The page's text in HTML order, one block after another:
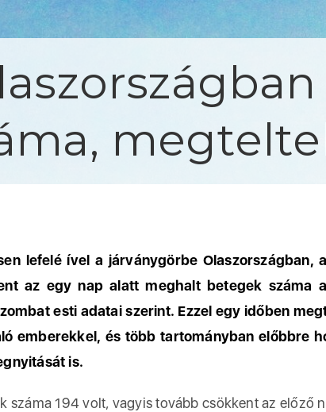
lefelé ível a járványgörbe Olaszországban,
az egy nap alatt meghalt betegek száma
esti adatai szerint. Ezzel egy időben
emberekkel, és több tartományban előbbre
is.
száma 194 volt, vagyis tovább csökkent az előző